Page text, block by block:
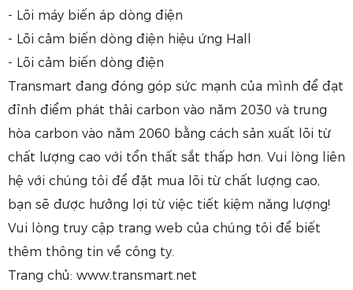
- Lõi máy biến áp dòng điện
- Lõi cảm biến dòng điện hiệu ứng Hall
- Lõi cảm biến dòng điện
Transmart đang đóng góp sức mạnh của mình để đạt
đỉnh điểm phát thải carbon vào năm 2030 và trung
hòa carbon vào năm 2060 bằng cách sản xuất lõi từ
chất lượng cao với tổn thất sắt thấp hơn. Vui lòng liên
hệ với chúng tôi để đặt mua lõi từ chất lượng cao,
bạn sẽ được hưởng lợi từ việc tiết kiệm năng lượng!
Vui lòng truy cập trang web của chúng tôi để biết
thêm thông tin về công ty.
Trang chủ: www.transmart.net